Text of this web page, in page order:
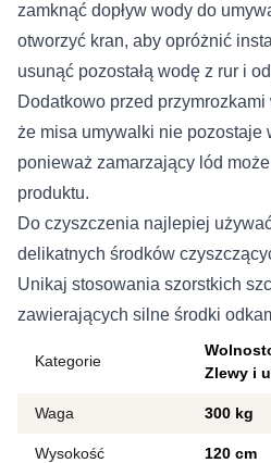
zamknąć dopływ wody do
otworzyć kran, aby opróżnić
usunąć pozostałą wodę z rur i
Dodatkowo przed
że misa umywalki nie pozostaje
ponieważ zamarzający lód
produktu.
Do czyszczenia najlepiej
delikatnych środków
Unikaj stosowania szorstkich
zawierających silne środki
Kategorie
Zlewy i
Waga 300 kg
Wysokość 120 cm